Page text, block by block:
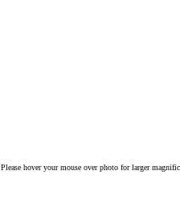
Please hover your mouse over photo for larger